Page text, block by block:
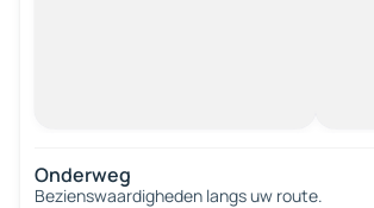
Onderweg
Bezienswaardigheden langs uw route.